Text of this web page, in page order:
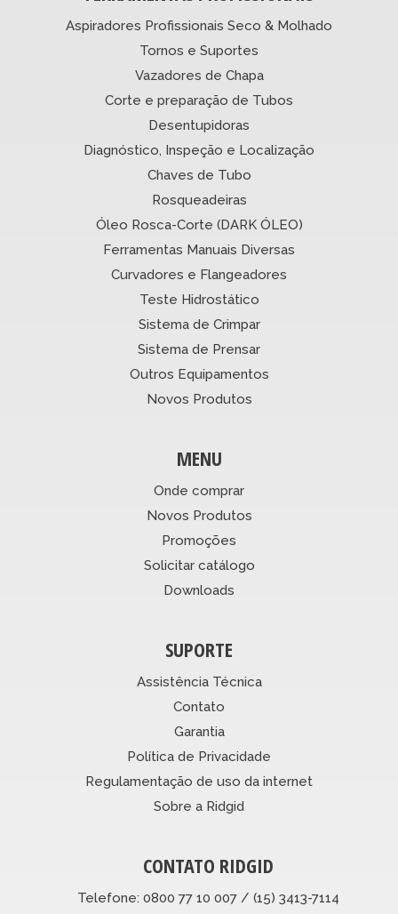
Aspiradores Profissionais Seco & Molhado
Tornos e Suportes
Vazadores de Chapa
Corte e preparação de Tubos
Desentupidoras
Diagnóstico, Inspeção e Localização
Chaves de Tubo
Rosqueadeiras
Óleo Rosca-Corte (DARK ÓLEO)
Ferramentas Manuais Diversas
Curvadores e Flangeadores
Teste Hidrostático
Sistema de Crimpar
Sistema de Prensar
Outros Equipamentos
Novos Produtos
MENU
Onde comprar
Novos Produtos
Promoções
Solicitar catálogo
Downloads
SUPORTE
Assistência Técnica
Contato
Garantia
Política de Privacidade
Regulamentação de uso da internet
Sobre a Ridgid
CONTATO RIDGID
Telefone: 0800 77 10 007 / (15) 3413-7114